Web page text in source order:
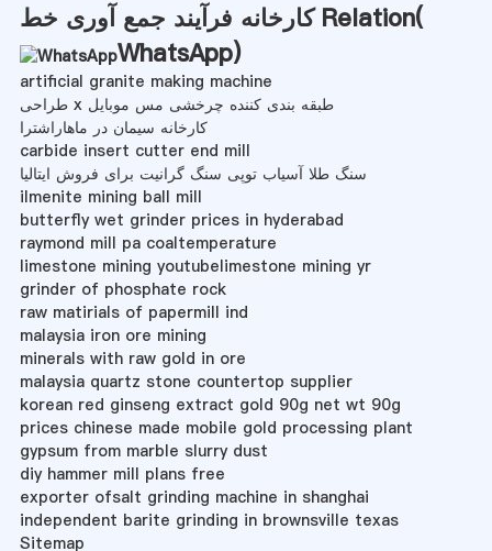
کارخانه فرآیند جمع آوری خط Relation(
WhatsApp)
artificial granite making machine
طراحی x طبقه بندی کننده چرخشی مس موبایل
کارخانه سیمان در ماهاراشترا
carbide insert cutter end mill
سنگ طلا آسیاب توپی سنگ گرانیت برای فروش ایتالیا
ilmenite mining ball mill
butterfly wet grinder prices in hyderabad
raymond mill pa coaltemperature
limestone mining youtubelimestone mining yr
grinder of phosphate rock
raw matirials of papermill ind
malaysia iron ore mining
minerals with raw gold in ore
malaysia quartz stone countertop supplier
korean red ginseng extract gold 90g net wt 90g
prices chinese made mobile gold processing plant
gypsum from marble slurry dust
diy hammer mill plans free
exporter ofsalt grinding machine in shanghai
independent barite grinding in brownsville texas
Sitemap